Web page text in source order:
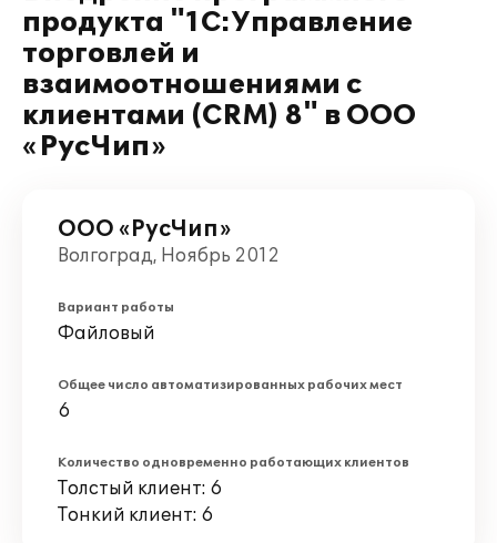
продукта "1С:Управление
торговлей и
взаимоотношениями с
клиентами (CRM) 8" в ООО
«РусЧип»
ООО «РусЧип»
Волгоград, Ноябрь 2012
Вариант работы
Файловый
Общее число автоматизированных рабочих мест
6
Количество одновременно работающих клиентов
Толстый клиент: 6
Тонкий клиент: 6